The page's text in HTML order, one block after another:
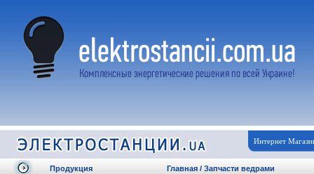
Интернет
Продукция Главная / Запчасти ведрами